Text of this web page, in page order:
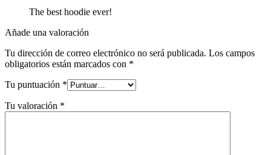
The best hoodie ever!
Añade una valoración
Tu dirección de correo electrónico no será publicada. Los campos
obligatorios están marcados con *
Tu puntuación *
Tu valoración *